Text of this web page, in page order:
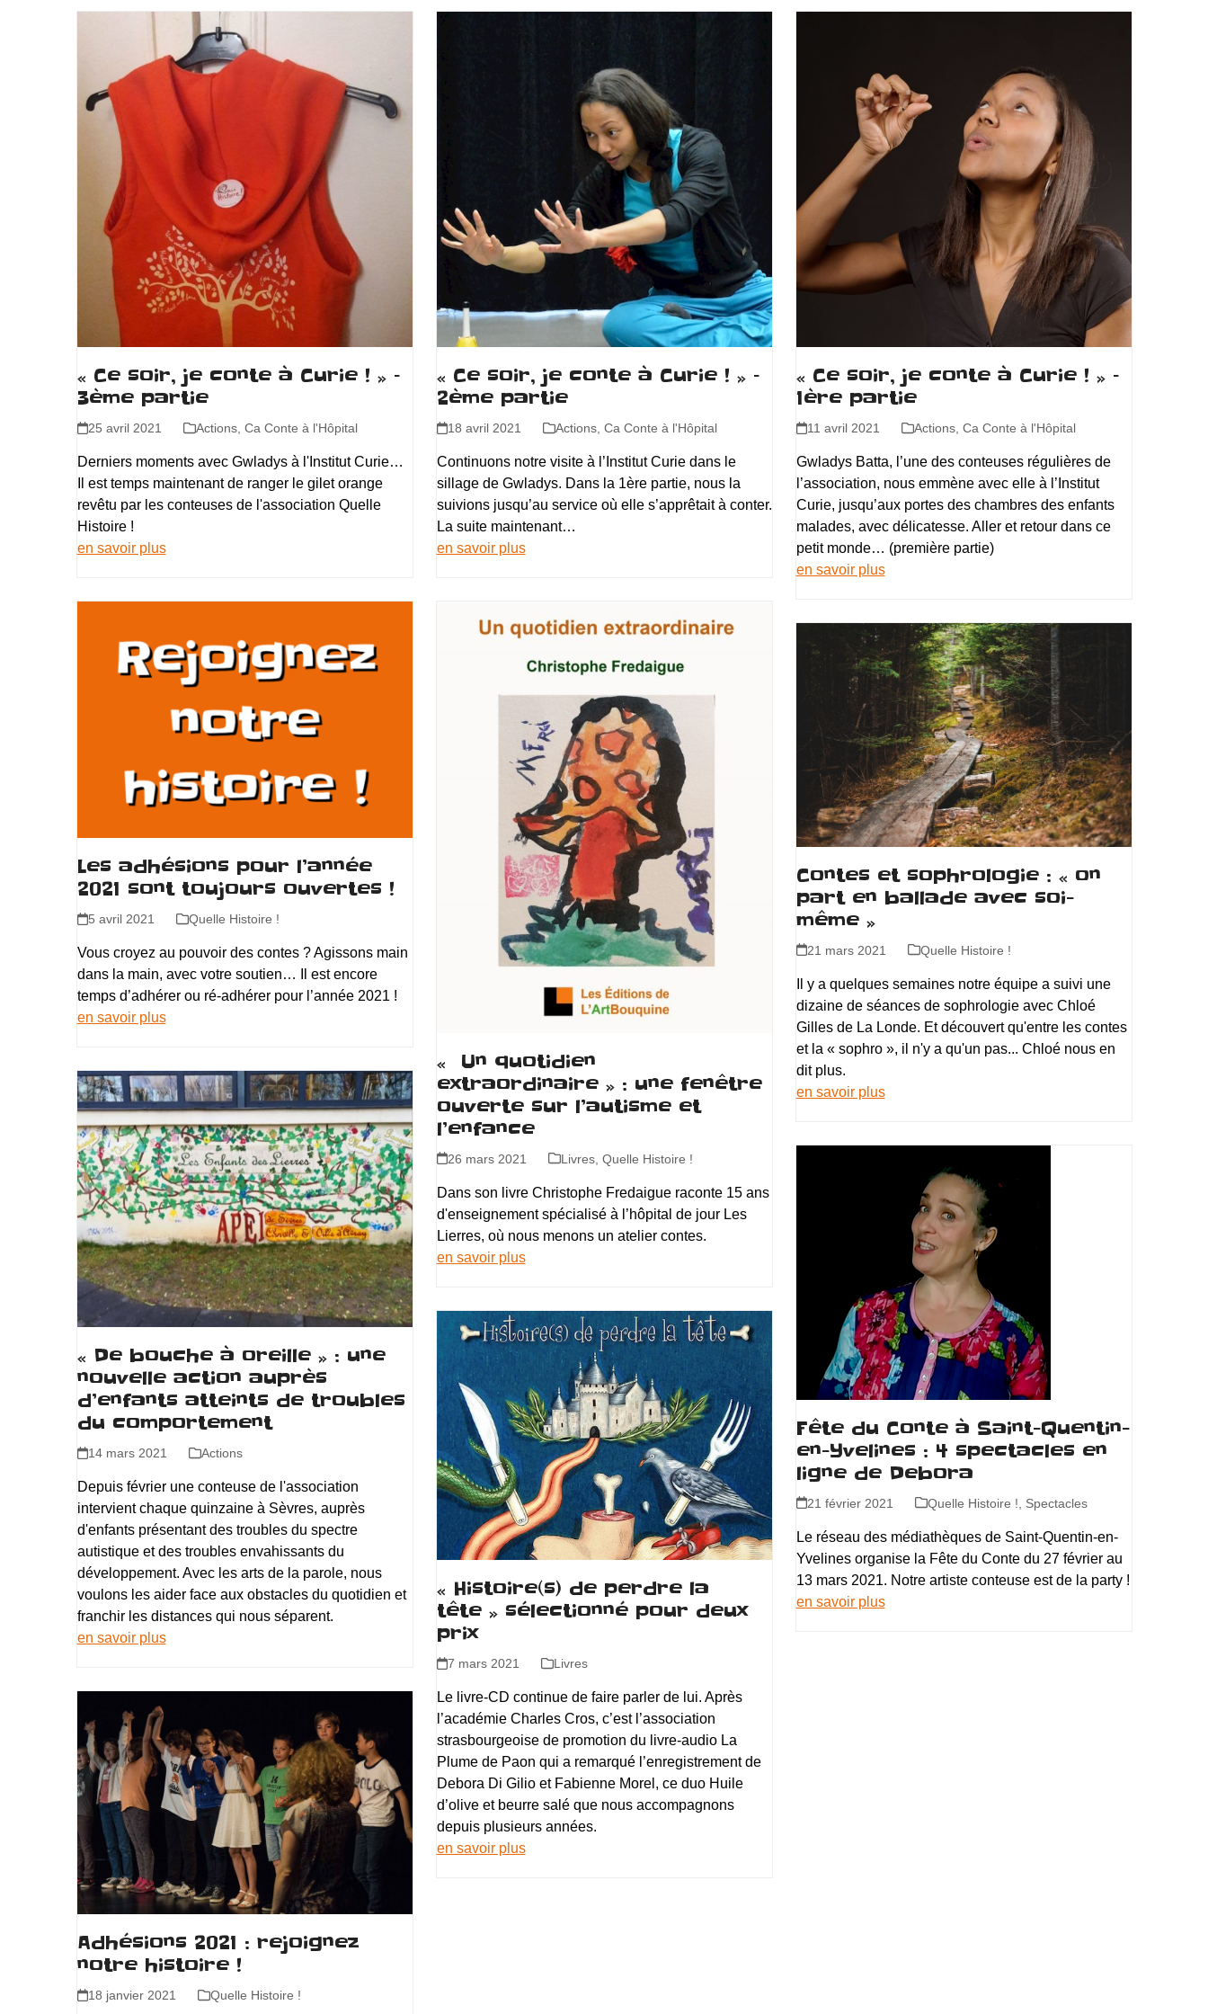
« Ce soir, je conte à Curie ! » –
3ème partie
25 avril 2021 Actions, Ca Conte à l'Hôpital
Derniers moments avec Gwladys à l'Institut Curie…
Il est temps maintenant de ranger le gilet orange
revêtu par les conteuses de l'association Quelle
Histoire !
en savoir plus
« Ce soir, je conte à Curie ! » –
2ème partie
18 avril 2021 Actions, Ca Conte à l'Hôpital
Continuons notre visite à l’Institut Curie dans le
sillage de Gwladys. Dans la 1ère partie, nous la
suivions jusqu’au service où elle s’apprêtait à conter.
La suite maintenant…
en savoir plus
« Ce soir, je conte à Curie ! » –
1ère partie
11 avril 2021 Actions, Ca Conte à l'Hôpital
Gwladys Batta, l’une des conteuses régulières de
l’association, nous emmène avec elle à l’Institut
Curie, jusqu’aux portes des chambres des enfants
malades, avec délicatesse. Aller et retour dans ce
petit monde… (première partie)
en savoir plus
Les adhésions pour l’année
2021 sont toujours ouvertes !
5 avril 2021 Quelle Histoire !
Vous croyez au pouvoir des contes ? Agissons main
dans la main, avec votre soutien… Il est encore
temps d’adhérer ou ré-adhérer pour l’année 2021 !
en savoir plus
« Un quotidien
extraordinaire » : une fenêtre
ouverte sur l’autisme et
l’enfance
26 mars 2021 Livres, Quelle Histoire !
Dans son livre Christophe Fredaigue raconte 15 ans
d'enseignement spécialisé à l’hôpital de jour Les
Lierres, où nous menons un atelier contes.
en savoir plus
Contes et sophrologie : « on
part en ballade avec soi-
même »
21 mars 2021 Quelle Histoire !
Il y a quelques semaines notre équipe a suivi une
dizaine de séances de sophrologie avec Chloé
Gilles de La Londe. Et découvert qu'entre les contes
et la « sophro », il n'y a qu'un pas... Chloé nous en
dit plus.
en savoir plus
« De bouche à oreille » : une
nouvelle action auprès
d’enfants atteints de troubles
du comportement
14 mars 2021 Actions
Depuis février une conteuse de l'association
intervient chaque quinzaine à Sèvres, auprès
d'enfants présentant des troubles du spectre
autistique et des troubles envahissants du
développement. Avec les arts de la parole, nous
voulons les aider face aux obstacles du quotidien et
franchir les distances qui nous séparent.
en savoir plus
« Histoire(s) de perdre la
tête » sélectionné pour deux
prix
7 mars 2021 Livres
Le livre-CD continue de faire parler de lui. Après
l’académie Charles Cros, c’est l’association
strasbourgeoise de promotion du livre-audio La
Plume de Paon qui a remarqué l’enregistrement de
Debora Di Gilio et Fabienne Morel, ce duo Huile
d’olive et beurre salé que nous accompagnons
depuis plusieurs années.
en savoir plus
Fête du Conte à Saint-Quentin-
en-Yvelines : 4 spectacles en
ligne de Debora
21 février 2021 Quelle Histoire ! Spectacles
Le réseau des médiathèques de Saint-Quentin-en-
Yvelines organise la Fête du Conte du 27 février au
13 mars 2021. Notre artiste conteuse est de la party !
en savoir plus
Adhésions 2021 : rejoignez
notre histoire !
18 janvier 2021 Quelle Histoire !